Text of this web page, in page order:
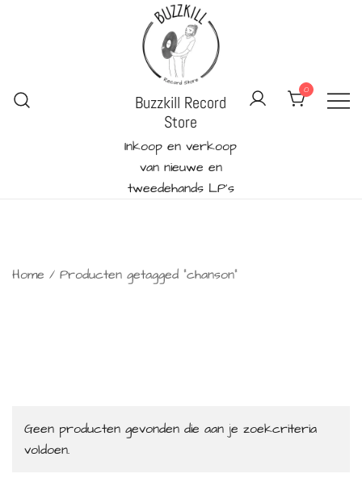
Buzzkill Record
Store
Inkoop en verkoop
van nieuwe en
tweedehands LP's
0
Home / Producten getagged “chanson”
Geen producten gevonden die aan je zoekcriteria
voldoen.